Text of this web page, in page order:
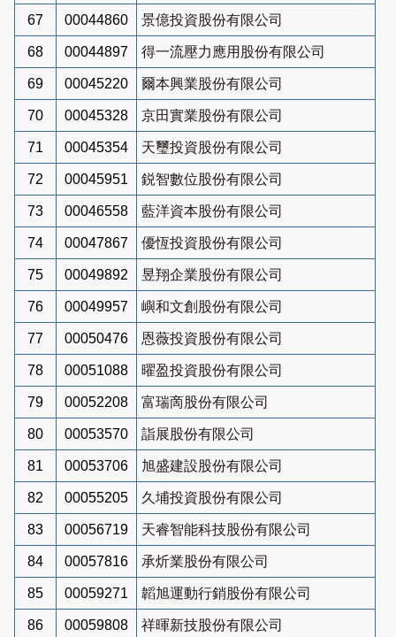
67 00044860 景億投資股份有限公司
68 00044897 得一流壓力應用股份有限公司
69 00045220 爾本興業股份有限公司
70 00045328 京田實業股份有限公司
71 00045354 天璽投資股份有限公司
72 00045951 鋭智數位股份有限公司
73 00046558 藍洋資本股份有限公司
74 00047867 優恆投資股份有限公司
75 00049892 昱翔企業股份有限公司
76 00049957 嶼和文創股份有限公司
77 00050476 恩薇投資股份有限公司
78 00051088 曜盈投資股份有限公司
79 00052208 富瑞啇股份有限公司
80 00053570 詣展股份有限公司
81 00053706 旭盛建設股份有限公司
82 00055205 久埔投資股份有限公司
83 00056719 天睿智能科技股份有限公司
84 00057816 承炘業股份有限公司
85 00059271 韜旭運動行銷股份有限公司
86 00059808 祥暉新技股份有限公司